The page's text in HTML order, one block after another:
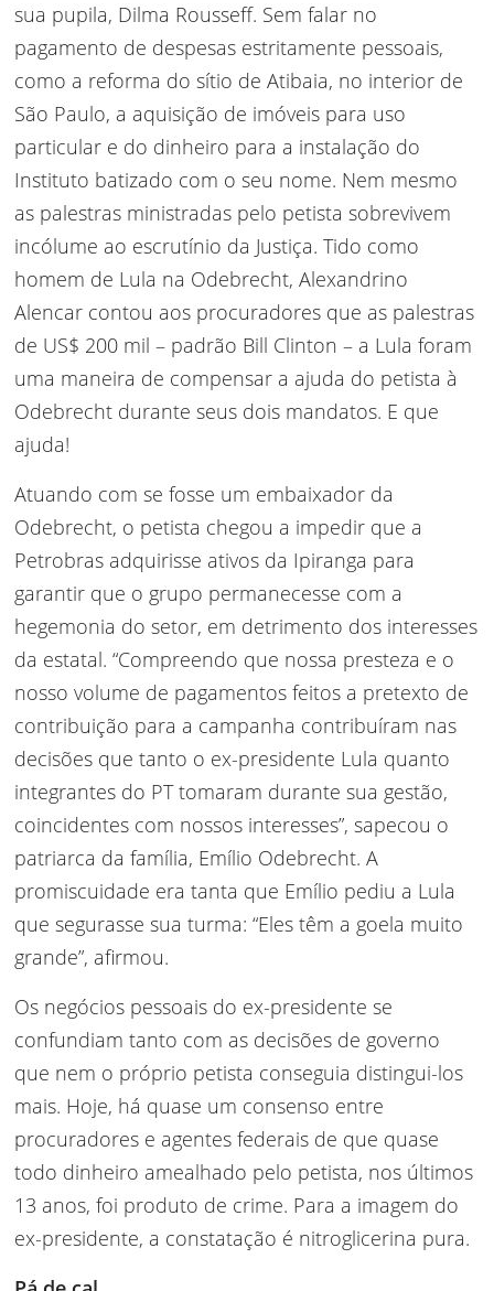
sua pupila, Dilma Rousseff. Sem falar no
pagamento de despesas estritamente pessoais,
como a reforma do sítio de Atibaia, no interior de
São Paulo, a aquisição de imóveis para uso
particular e do dinheiro para a instalação do
Instituto batizado com o seu nome. Nem mesmo
as palestras ministradas pelo petista sobrevivem
incólume ao escrutínio da Justiça. Tido como
homem de Lula na Odebrecht, Alexandrino
Alencar contou aos procuradores que as palestras
de US$ 200 mil – padrão Bill Clinton – a Lula foram
uma maneira de compensar a ajuda do petista à
Odebrecht durante seus dois mandatos. E que
ajuda!
Atuando com se fosse um embaixador da
Odebrecht, o petista chegou a impedir que a
Petrobras adquirisse ativos da Ipiranga para
garantir que o grupo permanecesse com a
hegemonia do setor, em detrimento dos interesses
da estatal. “Compreendo que nossa presteza e o
nosso volume de pagamentos feitos a pretexto de
contribuição para a campanha contribuíram nas
decisões que tanto o ex-presidente Lula quanto
integrantes do PT tomaram durante sua gestão,
coincidentes com nossos interesses”, sapecou o
patriarca da família, Emílio Odebrecht. A
promiscuidade era tanta que Emílio pediu a Lula
que segurasse sua turma: “Eles têm a goela muito
grande”, afirmou.
Os negócios pessoais do ex-presidente se
confundiam tanto com as decisões de governo
que nem o próprio petista conseguia distingui-los
mais. Hoje, há quase um consenso entre
procuradores e agentes federais de que quase
todo dinheiro amealhado pelo petista, nos últimos
13 anos, foi produto de crime. Para a imagem do
ex-presidente, a constatação é nitroglicerina pura.